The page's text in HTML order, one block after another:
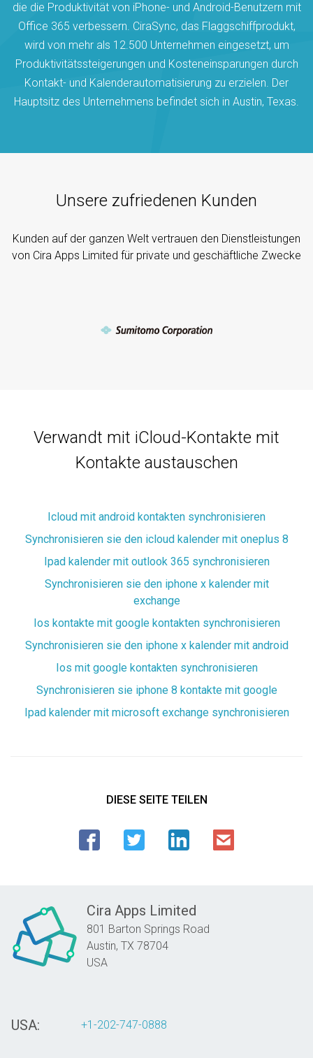
die die Produktivität von iPhone- und Android-Benutzern mit
Office 365 verbessern. CiraSync, das Flaggschiffprodukt,
wird von mehr als 12.500 Unternehmen eingesetzt, um
Produktivitätssteigerungen und Kosteneinsparungen durch
Kontakt- und Kalenderautomatisierung zu erzielen. Der
Hauptsitz des Unternehmens befindet sich in Austin, Texas.
Unsere zufriedenen Kunden
Kunden auf der ganzen Welt vertrauen den Dienstleistungen
von Cira Apps Limited für private und geschäftliche Zwecke
Verwandt mit iCloud-Kontakte mit
Kontakte austauschen
Icloud mit android kontakten synchronisieren
Synchronisieren sie den icloud kalender mit oneplus 8
Ipad kalender mit outlook 365 synchronisieren
Synchronisieren sie den iphone x kalender mit
exchange
Ios kontakte mit google kontakten synchronisieren
Synchronisieren sie den iphone x kalender mit android
Ios mit google kontakten synchronisieren
Synchronisieren sie iphone 8 kontakte mit google
Ipad kalender mit microsoft exchange synchronisieren
DIESE SEITE TEILEN
Cira Apps Limited
801 Barton Springs Road
Austin, TX 78704
USA
USA: +1-202-747-0888